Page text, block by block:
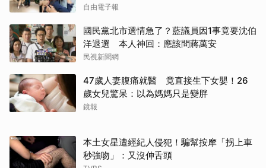
自由電子報
國民黨北市選情急了？藍議員因1事竟要沈伯
洋退選 本人神回：應該問蔣萬安
民視新聞網
47歲人妻腹痛就醫 竟直接生下女嬰！26
歲女兒驚呆：以為媽媽只是變胖
鏡報
本土女星遭經紀人侵犯！騙幫按摩「拐上車
秒強吻」：又沒伸舌頭